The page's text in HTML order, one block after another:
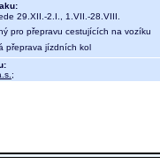
29.XII.-2.I., 1.VII.-28.VIII.
pro přepravu cestujících na vozíku
přeprava jízdních kol
;